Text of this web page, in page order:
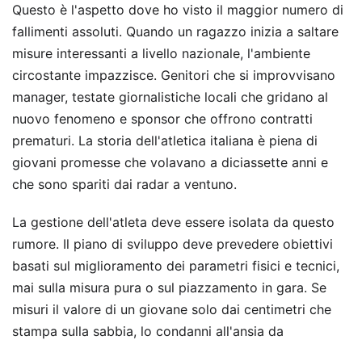
Questo è l'aspetto dove ho visto il maggior numero di
fallimenti assoluti. Quando un ragazzo inizia a saltare
misure interessanti a livello nazionale, l'ambiente
circostante impazzisce. Genitori che si improvvisano
manager, testate giornalistiche locali che gridano al
nuovo fenomeno e sponsor che offrono contratti
prematuri. La storia dell'atletica italiana è piena di
giovani promesse che volavano a diciassette anni e
che sono spariti dai radar a ventuno.
La gestione dell'atleta deve essere isolata da questo
rumore. Il piano di sviluppo deve prevedere obiettivi
basati sul miglioramento dei parametri fisici e tecnici,
mai sulla misura pura o sul piazzamento in gara. Se
misuri il valore di un giovane solo dai centimetri che
stampa sulla sabbia, lo condanni all'ansia da